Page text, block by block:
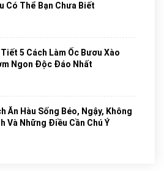
Có Thể Bạn Chưa Biết
5 Cách Làm Ốc Bươu Xào
Ngon Độc Đáo Nhất
Ăn Hàu Sống Béo, Ngậy, Không
Và Những Điều Cần Chú Ý